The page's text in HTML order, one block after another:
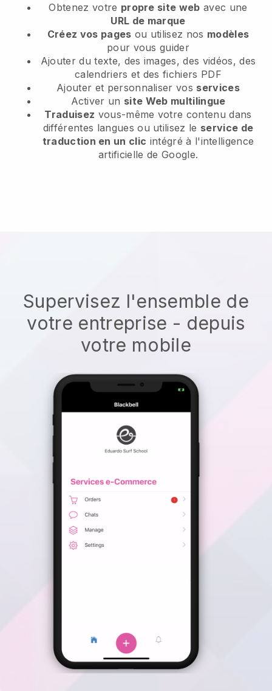
Obtenez votre propre site web avec une
URL de marque
Créez vos pages ou utilisez nos modèles
pour vous guider
Ajouter du texte, des images, des vidéos, des
calendriers et des fichiers PDF
Ajouter et personnaliser vos services
Activer un site Web multilingue
Traduisez vous-même votre contenu dans
différentes langues ou utilisez le service de
traduction en un clic intégré à l'intelligence
artificielle de Google.
Supervisez l'ensemble de
votre entreprise - depuis
votre mobile